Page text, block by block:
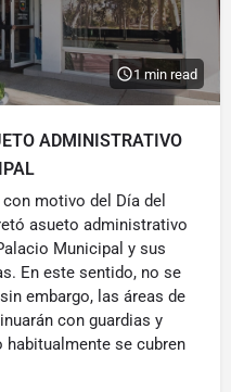
1 min read
ADMINISTRATIVO
motivo del Día del
asueto administrativo
Municipal y sus
En este sentido, no se
embargo, las áreas de
con guardias y
se cubren